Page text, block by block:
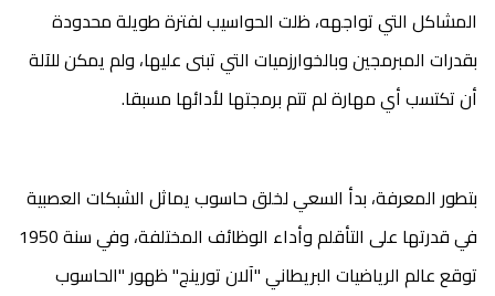
المشاكل التي تواجهه، ظلت الحواسيب لفترة طويلة محدودة
بقدرات المبرمجين وبالخوارزميات التي تبنى عليها، ولم يمكن للآلة
أن تكتسب أي مهارة لم تتم برمجتها لأدائها مسبقا.
بتطور المعرفة، بدأ السعي لخلق حاسوب يماثل الشبكات العصبية
في قدرتها على التأقلم وأداء الوظائف المختلفة، وفي سنة 1950
توقع عالم الرياضيات البريطاني "آلان تورينج" ظهور "الحاسوب